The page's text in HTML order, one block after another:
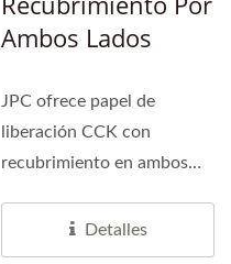
Ambos Lados
JPC ofrece papel de
liberación CCK con
recubrimiento en ambos
que varía...
Detalles